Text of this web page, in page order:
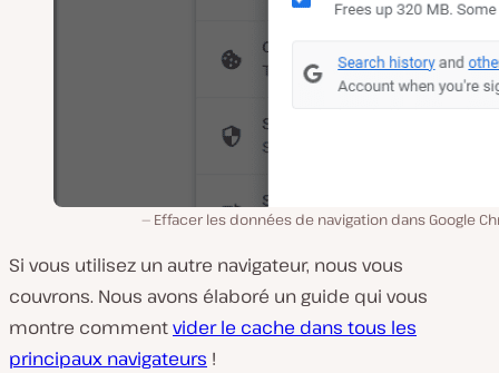
Effacer les données de navigation dans Google
Si vous utilisez un autre navigateur, nous vous
couvrons. Nous avons élaboré un guide qui vous
montre commentvider le cache dans tous les
principaux navigateurs !